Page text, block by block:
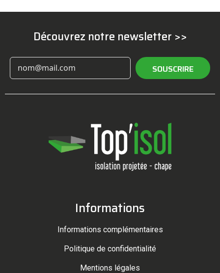
Découvrez notre newsletter >>
SOUSCRIRE
Informations
Informations complémentaires
Politique de confidentialité
Mentions légales